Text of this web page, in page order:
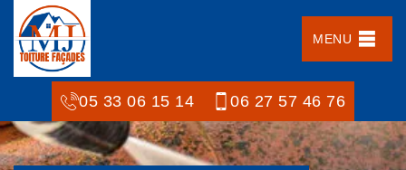
MENU
05 33 06 15 14 06 27 57 46 76